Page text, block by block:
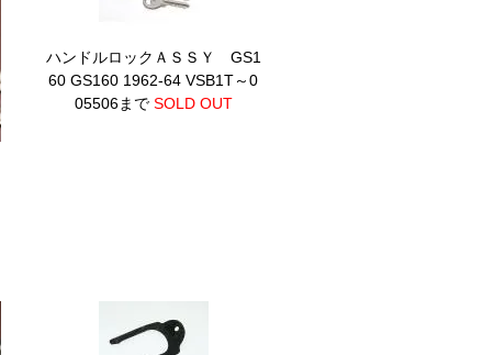
ハンドルロックＡＳＳＹ GS1
60 GS160 1962-64 VSB1T～0
05506まで SOLD OUT